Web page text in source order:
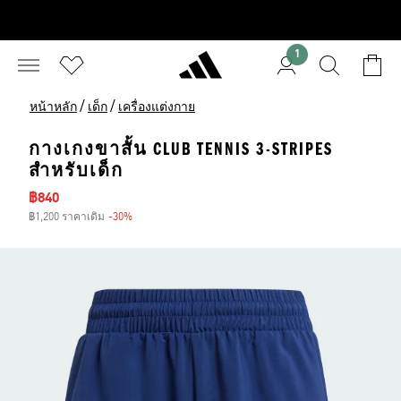
1
หน้าหลัก / เด็ก / เครื่องแต่งกาย
กางเกงขาสั้น CLUB TENNIS 3-STRIPES
สำหรับเด็ก
ราคาลด
฿840
฿1,200 ราคาเดิม -30%